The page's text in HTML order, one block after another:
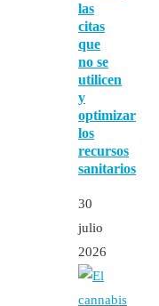
las
citas
que
no se
utilicen
y
optimizar
los
recursos
sanitarios
30
julio
2026